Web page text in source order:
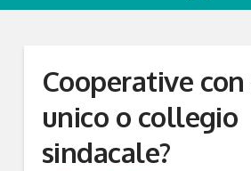
Cooperative
unico o collegio
sindacale?